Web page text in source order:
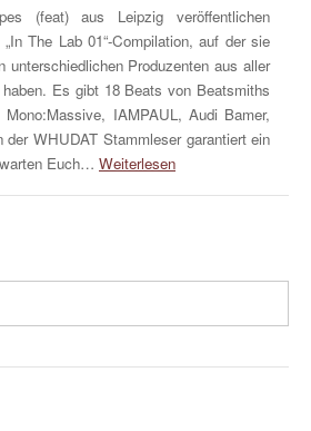
(feat) aus Leipzig veröffentlichen
The Lab 01“-Compilation, auf der sie
unterschiedlichen Produzenten aus aller
Es gibt 18 Beats von Beatsmiths
IAMPAUL, Audi Bamer,
WHUDAT Stammleser garantiert ein
Euch… Weiterlesen